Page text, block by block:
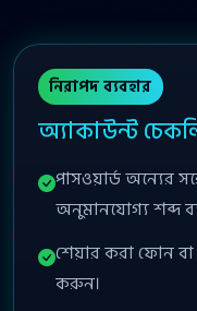
নিরাপদ ব্যবহার
অ্যাকাউন্ট
পাসওয়ার্ড অন্যের
অনুমানযোগ্য শব্দ
শেয়ার করা ফোন
করুন।